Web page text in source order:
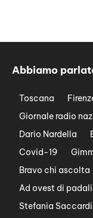
Abbiamo
Toscana
Giornale radio
Dario Nardella
Covid-19
Bravo chi ascolta
Ad ovest di
Stefania Saccardi